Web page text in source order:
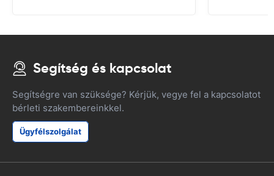
Segítség és kapcsolat
Segítségre van szüksége? Kérjük, vegye fel a kapcsolatot
bérleti szakembereinkkel.
Ügyfélszolgálat